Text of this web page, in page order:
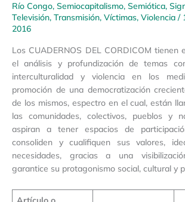
Río Congo, Semiocapitalismo, Semiótica,
Televisión, Transmisión, Víctimas, Violencia /
2016
Los CUADERNOS DEL CORDICOM tienen
el análisis y profundización de temas
interculturalidad y violencia en los
promoción de una democratización
de los mismos, espectro en el cual, están
las comunidades, colectivos, pueblos y
aspiran a tener espacios de
consoliden y cualifiquen sus valores,
necesidades, gracias a una
garantice su protagonismo social, cultural y